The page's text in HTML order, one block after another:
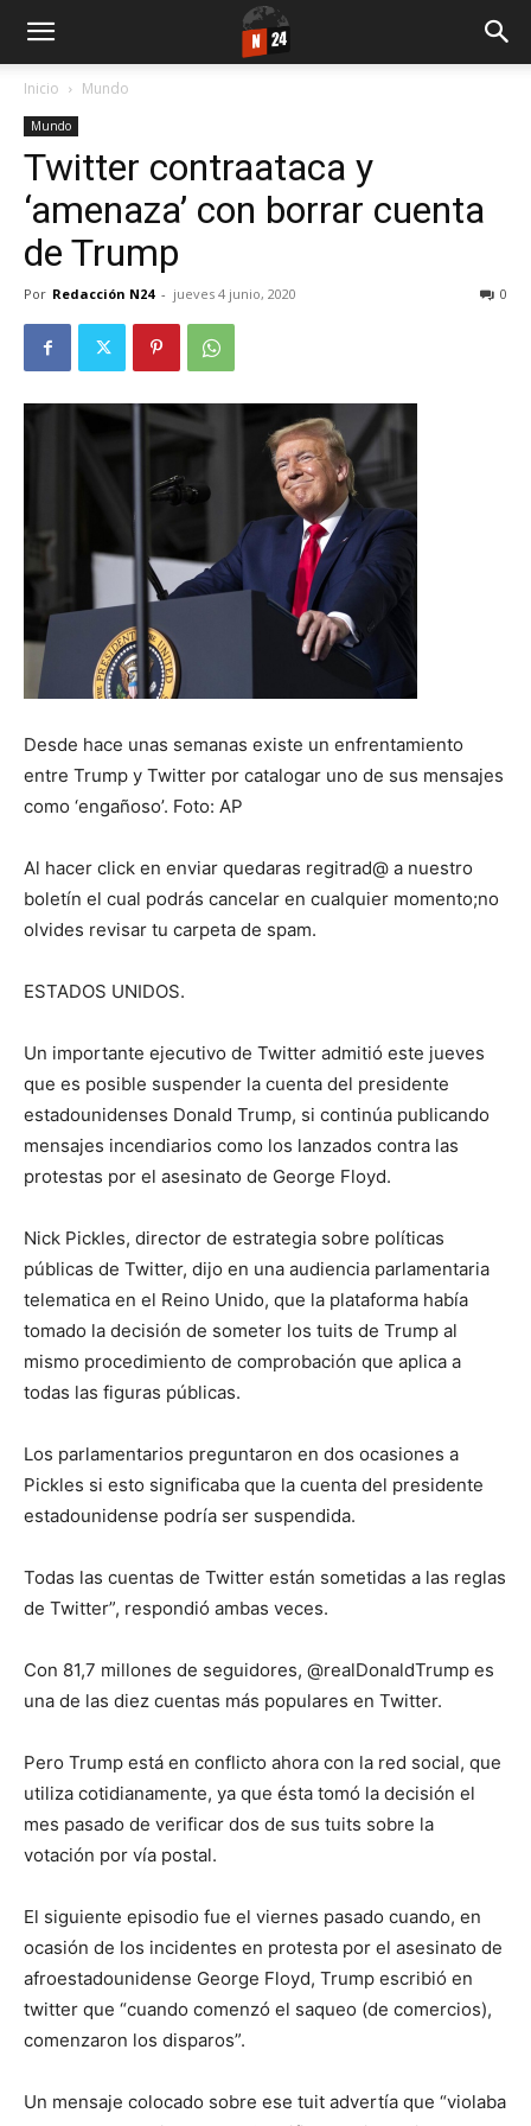
Inicio Mundo
Mundo
Twitter contraataca y
‘amenaza’ con borrar cuenta
de Trump
Por Redacción N24 - jueves 4 junio, 2020 0
Desde hace unas semanas existe un enfrentamiento
entre Trump y Twitter por catalogar uno de sus mensajes
como ‘engañoso’. Foto: AP
Al hacer click en enviar quedaras regitrad@ a nuestro
boletín el cual podrás cancelar en cualquier momento;no
olvides revisar tu carpeta de spam.
ESTADOS UNIDOS.
Un importante ejecutivo de Twitter admitió este jueves
que es posible suspender la cuenta del presidente
estadounidenses Donald Trump, si continúa publicando
mensajes incendiarios como los lanzados contra las
protestas por el asesinato de George Floyd.
Nick Pickles, director de estrategia sobre políticas
públicas de Twitter, dijo en una audiencia parlamentaria
telematica en el Reino Unido, que la plataforma había
tomado la decisión de someter los tuits de Trump al
mismo procedimiento de comprobación que aplica a
todas las figuras públicas.
Los parlamentarios preguntaron en dos ocasiones a
Pickles si esto significaba que la cuenta del presidente
estadounidense podría ser suspendida.
Todas las cuentas de Twitter están sometidas a las reglas
de Twitter”, respondió ambas veces.
Con 81,7 millones de seguidores, @realDonaldTrump es
una de las diez cuentas más populares en Twitter.
Pero Trump está en conflicto ahora con la red social, que
utiliza cotidianamente, ya que ésta tomó la decisión el
mes pasado de verificar dos de sus tuits sobre la
votación por vía postal.
El siguiente episodio fue el viernes pasado cuando, en
ocasión de los incidentes en protesta por el asesinato de
afroestadounidense George Floyd, Trump escribió en
twitter que “cuando comenzó el saqueo (de comercios),
comenzaron los disparos”.
Un mensaje colocado sobre ese tuit advertía que “violaba